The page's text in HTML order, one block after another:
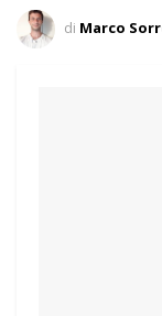
di Marco